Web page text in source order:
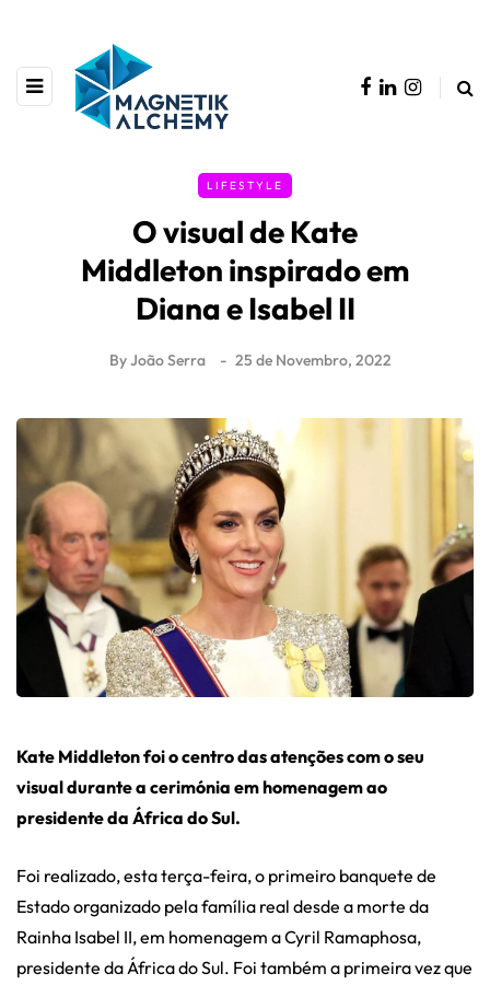
LIFESTYLE
O visual de Kate
Middleton inspirado em
Diana e Isabel II
ByJoão Serra 25 de Novembro, 2022
Kate Middleton foi o centro das atenções com o seu
visual durante a cerimónia em homenagem ao
presidente da África do Sul.
Foi realizado, esta terça-feira, o primeiro banquete de
Estado organizado pela família real desde a morte da
Rainha Isabel II, em homenagem a Cyril Ramaphosa,
presidente da África do Sul. Foi também a primeira vez que